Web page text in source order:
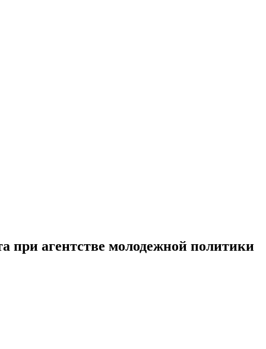
при агентстве молодежной политики